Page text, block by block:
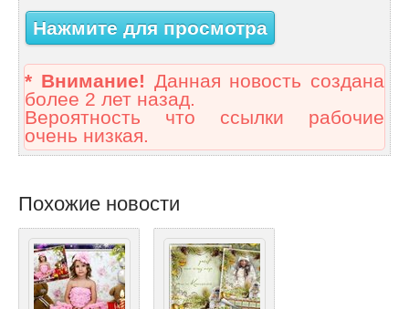
Нажмите для просмотра
* Внимание! Данная новость создана
более 2 лет назад.
Вероятность что ссылки рабочие
очень низкая.
Похожие новости